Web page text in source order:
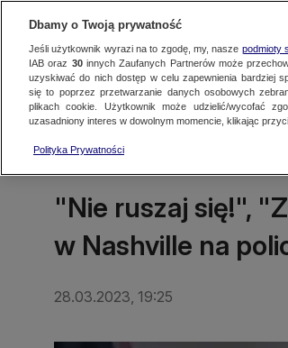
Oglądaj TVN24NajnowszeFaktyŚwiat
"Nie ruszaj się!",
w Nashville na
28.03.2023, 19:25
Dbamy o Twoją prywatność
Jeśli użytkownik wyrazi na to zgodę, my, nasze podmioty
IAB oraz 30innych Zaufanych Partnerów może
uzyskiwać do nich dostęp w celu zapewnienia bardziej
się to poprzez przetwarzanie danych osobowych
plikach cookie. Użytkownik może udzielić/wycofać
uzasadniony interes w dowolnym momencie, klikając
Polityka Prywatności